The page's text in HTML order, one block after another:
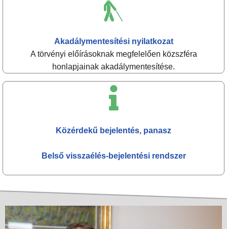
Akadálymentesítési nyilatkozat
A törvényi előírásoknak megfelelően közszféra
honlapjainak akadálymentesítése.
Közérdekű bejelentés, panasz
Belső visszaélés-bejelentési rendszer